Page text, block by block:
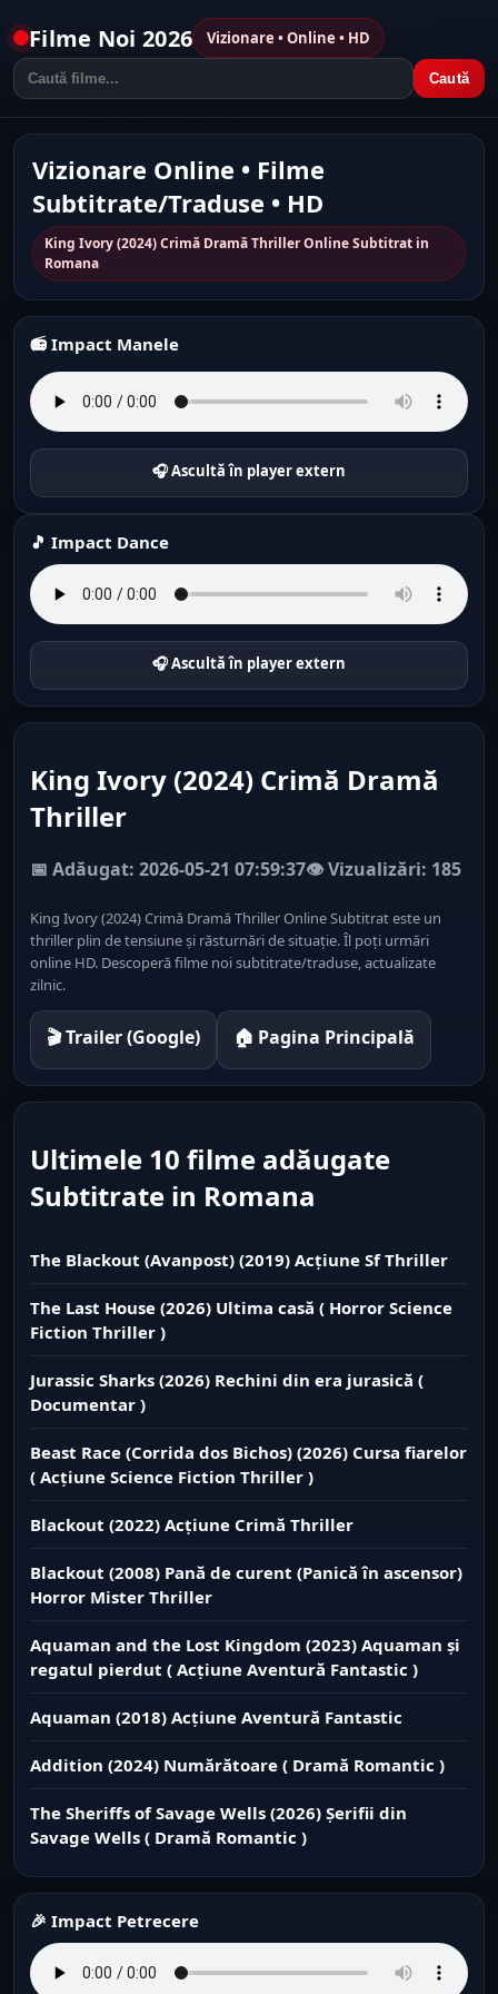
Filme Noi 2026 Vizionare • Online • HD
Caută
Vizionare Online • Filme
Subtitrate/Traduse • HD
King Ivory (2024) Crimă Dramă Thriller Online Subtitrat in
Romana
📻 Impact Manele
🎧 Ascultă în player extern
🎵 Impact Dance
🎧 Ascultă în player extern
King Ivory (2024) Crimă Dramă
Thriller
📅 Adăugat: 2026-05-21 07:59:37👁️ Vizualizări: 185
King Ivory (2024) Crimă Dramă Thriller Online Subtitrat este un
thriller plin de tensiune și răsturnări de situație. Îl poți urmări
online HD. Descoperă filme noi subtitrate/traduse, actualizate
zilnic.
🎬 Trailer (Google) 🏠 Pagina Principală
Ultimele 10 filme adăugate
Subtitrate in Romana
The Blackout (Avanpost) (2019) Acțiune Sf Thriller
The Last House (2026) Ultima casă ( Horror Science
Fiction Thriller )
Jurassic Sharks (2026) Rechini din era jurasică (
Documentar )
Beast Race (Corrida dos Bichos) (2026) Cursa fiarelor
( Acțiune Science Fiction Thriller )
Blackout (2022) Acțiune Crimă Thriller
Blackout (2008) Pană de curent (Panică în ascensor)
Horror Mister Thriller
Aquaman and the Lost Kingdom (2023) Aquaman și
regatul pierdut ( Acțiune Aventură Fantastic )
Aquaman (2018) Acțiune Aventură Fantastic
Addition (2024) Numărătoare ( Dramă Romantic )
The Sheriffs of Savage Wells (2026) Șerifii din
Savage Wells ( Dramă Romantic )
🎉 Impact Petrecere